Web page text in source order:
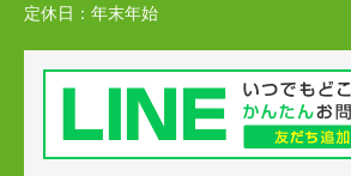
定休日： 年末年始